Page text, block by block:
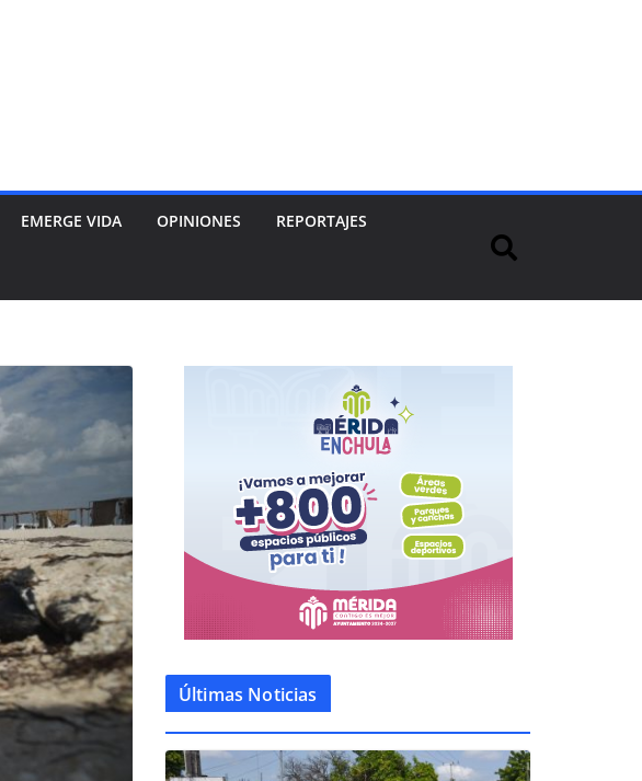
EMERGE VIDA OPINIONES REPORTAJES
Últimas Noticias